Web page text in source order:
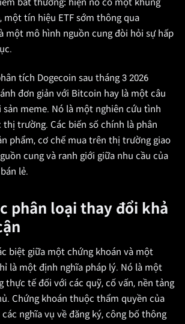
bất thường: hiện nó có một khung
một tín hiệu ETF sớm thông qua
một mô hình nguồn cung đòi hỏi sự hấp
tích Dogecoin sau tháng 3 2026
đơn giản với Bitcoin hay là một câu
meme. Nó là một nghiên cứu tình
thị trường. Các biến số chính là phân
phẩm, cơ chế mua trên thị trường giao
cung và ranh giới giữa nhu cầu của
lẻ.
phân loại thay đổi khả
biệt giữa một chứng khoán và một
là một định nghĩa pháp lý. Nó là một
thực tế đối với các quỹ, cố vấn, nền tảng
Chứng khoán thuộc thẩm quyền của
các nghĩa vụ về đăng ký, công bố thông